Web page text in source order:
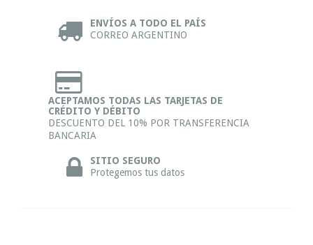
ENVÍOS A TODO EL PAÍS
CORREO ARGENTINO
ACEPTAMOS TODAS LAS TARJETAS DE
CRÉDITO Y DÉBITO
DESCUENTO DEL 10% POR TRANSFERENCIA
BANCARIA
SITIO SEGURO
Protegemos tus datos